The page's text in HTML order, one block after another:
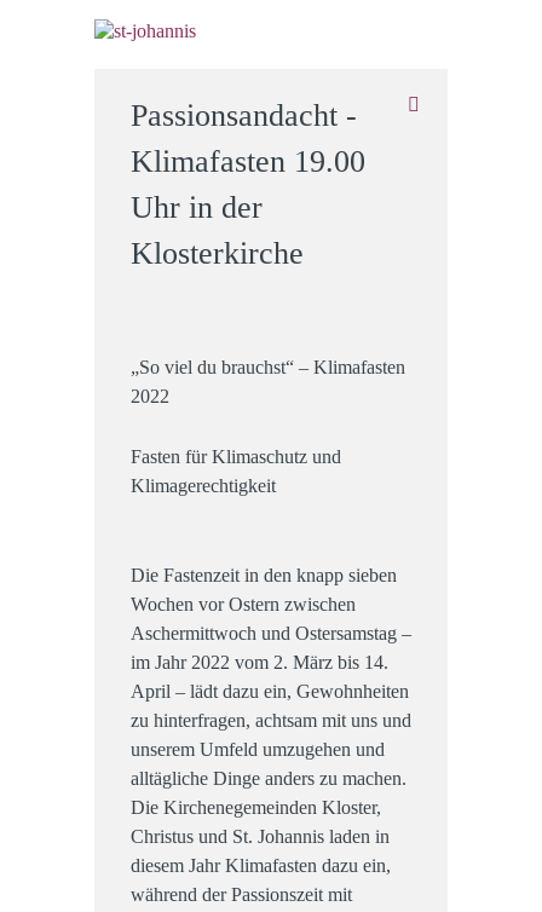
Passionsandacht -
Klimafasten 19.00
Uhr in der
Klosterkirche
„So viel du brauchst“ – Klimafasten
2022
Fasten für Klimaschutz und
Klimagerechtigkeit
Die Fastenzeit in den knapp sieben
Wochen vor Ostern zwischen
Aschermittwoch und Ostersamstag –
im Jahr 2022 vom 2. März bis 14.
April – lädt dazu ein, Gewohnheiten
zu hinterfragen, achtsam mit uns und
unserem Umfeld umzugehen und
alltägliche Dinge anders zu machen.
Die Kirchenegemeinden Kloster,
Christus und St. Johannis laden in
diesem Jahr Klimafasten dazu ein,
während der Passionszeit mit